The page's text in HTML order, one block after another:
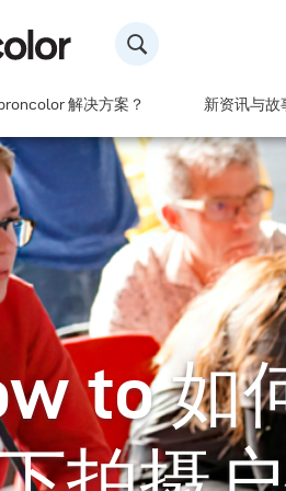
解决方案？ 新资讯与故
to 如